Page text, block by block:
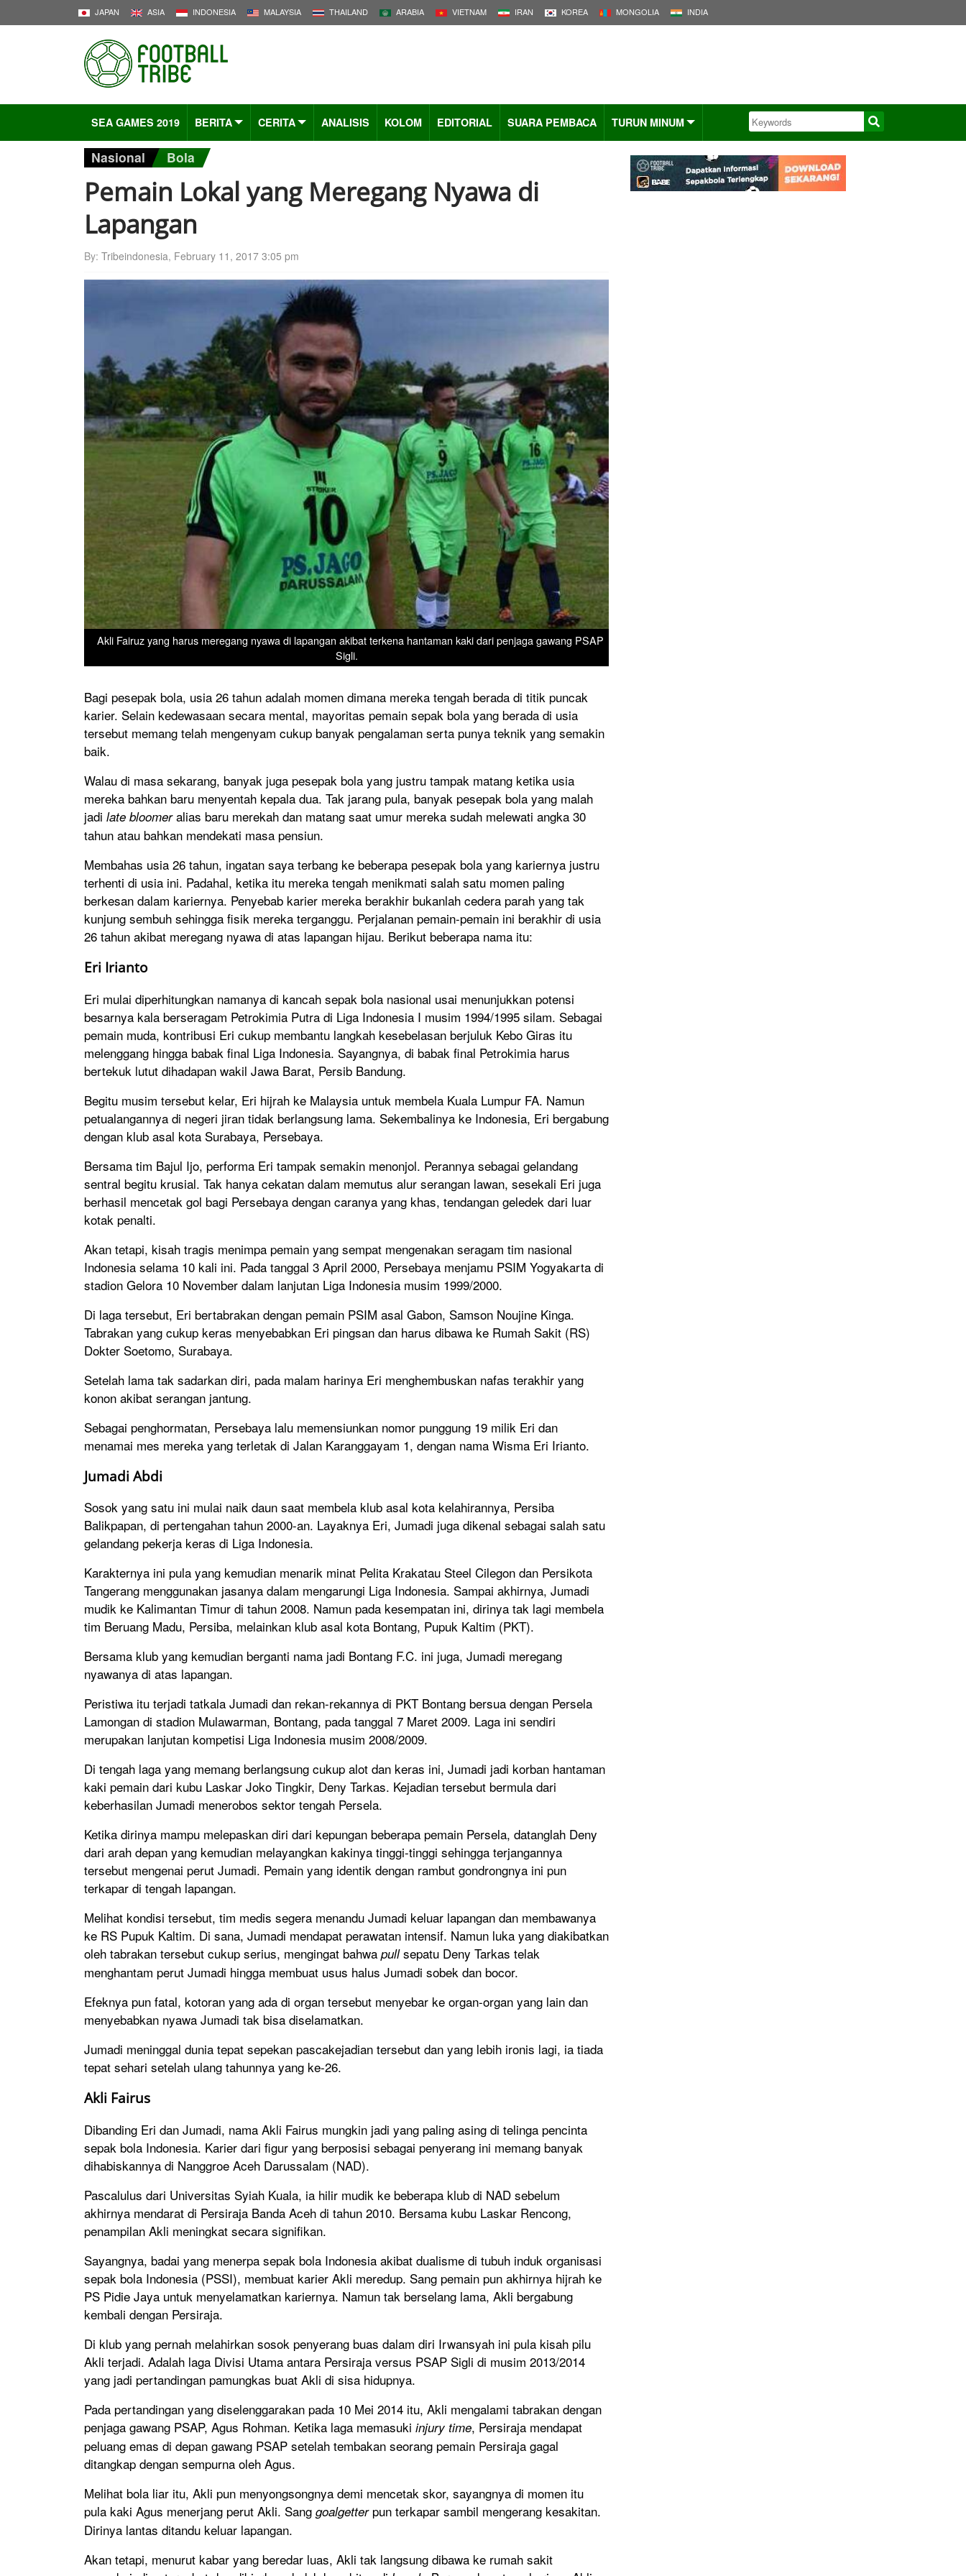
JAPAN ASIA INDONESIA MALAYSIA THAILAND ARABIA VIETNAM IRAN KOREA MONGOLIA INDIA
SEA GAMES 2019 BERITA CERITA ANALISIS KOLOM EDITORIAL SUARA PEMBACA TURUN MINUM
Nasional Bola
Pemain Lokal yang Meregang Nyawa di
Lapangan
By: Tribeindonesia, February 11, 2017 3:05 pm
Akli Fairuz yang harus meregang nyawa di lapangan akibat terkena hantaman kaki dari penjaga gawang PSAP
Sigli.
Bagi pesepak bola, usia 26 tahun adalah momen dimana mereka tengah berada di titik puncak
karier. Selain kedewasaan secara mental, mayoritas pemain sepak bola yang berada di usia
tersebut memang telah mengenyam cukup banyak pengalaman serta punya teknik yang semakin
baik.
Walau di masa sekarang, banyak juga pesepak bola yang justru tampak matang ketika usia
mereka bahkan baru menyentah kepala dua. Tak jarang pula, banyak pesepak bola yang malah
jadi late bloomeralias baru merekah dan matang saat umur mereka sudah melewati angka 30
tahun atau bahkan mendekati masa pensiun.
Membahas usia 26 tahun, ingatan saya terbang ke beberapa pesepak bola yang kariernya justru
terhenti di usia ini. Padahal, ketika itu mereka tengah menikmati salah satu momen paling
berkesan dalam kariernya. Penyebab karier mereka berakhir bukanlah cedera parah yang tak
kunjung sembuh sehingga fisik mereka terganggu. Perjalanan pemain-pemain ini berakhir di usia
26 tahun akibat meregang nyawa di atas lapangan hijau. Berikut beberapa nama itu:
Eri Irianto
Eri mulai diperhitungkan namanya di kancah sepak bola nasional usai menunjukkan potensi
besarnya kala berseragam Petrokimia Putra di Liga Indonesia I musim 1994/1995 silam. Sebagai
pemain muda, kontribusi Eri cukup membantu langkah kesebelasan berjuluk Kebo Giras itu
melenggang hingga babak final Liga Indonesia. Sayangnya, di babak final Petrokimia harus
bertekuk lutut dihadapan wakil Jawa Barat, Persib Bandung.
Begitu musim tersebut kelar, Eri hijrah ke Malaysia untuk membela Kuala Lumpur FA. Namun
petualangannya di negeri jiran tidak berlangsung lama. Sekembalinya ke Indonesia, Eri bergabung
dengan klub asal kota Surabaya, Persebaya.
Bersama tim Bajul Ijo, performa Eri tampak semakin menonjol. Perannya sebagai gelandang
sentral begitu krusial. Tak hanya cekatan dalam memutus alur serangan lawan, sesekali Eri juga
berhasil mencetak gol bagi Persebaya dengan caranya yang khas, tendangan geledek dari luar
kotak penalti.
Akan tetapi, kisah tragis menimpa pemain yang sempat mengenakan seragam tim nasional
Indonesia selama 10 kali ini. Pada tanggal 3 April 2000, Persebaya menjamu PSIM Yogyakarta di
stadion Gelora 10 November dalam lanjutan Liga Indonesia musim 1999/2000.
Di laga tersebut, Eri bertabrakan dengan pemain PSIM asal Gabon, Samson Noujine Kinga.
Tabrakan yang cukup keras menyebabkan Eri pingsan dan harus dibawa ke Rumah Sakit (RS)
Dokter Soetomo, Surabaya.
Setelah lama tak sadarkan diri, pada malam harinya Eri menghembuskan nafas terakhir yang
konon akibat serangan jantung.
Sebagai penghormatan, Persebaya lalu memensiunkan nomor punggung 19 milik Eri dan
menamai mes mereka yang terletak di Jalan Karanggayam 1, dengan nama Wisma Eri Irianto.
Jumadi Abdi
Sosok yang satu ini mulai naik daun saat membela klub asal kota kelahirannya, Persiba
Balikpapan, di pertengahan tahun 2000-an. Layaknya Eri, Jumadi juga dikenal sebagai salah satu
gelandang pekerja keras di Liga Indonesia.
Karakternya ini pula yang kemudian menarik minat Pelita Krakatau Steel Cilegon dan Persikota
Tangerang menggunakan jasanya dalam mengarungi Liga Indonesia. Sampai akhirnya, Jumadi
mudik ke Kalimantan Timur di tahun 2008. Namun pada kesempatan ini, dirinya tak lagi membela
tim Beruang Madu, Persiba, melainkan klub asal kota Bontang, Pupuk Kaltim (PKT).
Bersama klub yang kemudian berganti nama jadi Bontang F.C. ini juga, Jumadi meregang
nyawanya di atas lapangan.
Peristiwa itu terjadi tatkala Jumadi dan rekan-rekannya di PKT Bontang bersua dengan Persela
Lamongan di stadion Mulawarman, Bontang, pada tanggal 7 Maret 2009. Laga ini sendiri
merupakan lanjutan kompetisi Liga Indonesia musim 2008/2009.
Di tengah laga yang memang berlangsung cukup alot dan keras ini, Jumadi jadi korban hantaman
kaki pemain dari kubu Laskar Joko Tingkir, Deny Tarkas. Kejadian tersebut bermula dari
keberhasilan Jumadi menerobos sektor tengah Persela.
Ketika dirinya mampu melepaskan diri dari kepungan beberapa pemain Persela, datanglah Deny
dari arah depan yang kemudian melayangkan kakinya tinggi-tinggi sehingga terjangannya
tersebut mengenai perut Jumadi. Pemain yang identik dengan rambut gondrongnya ini pun
terkapar di tengah lapangan.
Melihat kondisi tersebut, tim medis segera menandu Jumadi keluar lapangan dan membawanya
ke RS Pupuk Kaltim. Di sana, Jumadi mendapat perawatan intensif. Namun luka yang diakibatkan
oleh tabrakan tersebut cukup serius, mengingat bahwa pullsepatu Deny Tarkas telak
menghantam perut Jumadi hingga membuat usus halus Jumadi sobek dan bocor.
Efeknya pun fatal, kotoran yang ada di organ tersebut menyebar ke organ-organ yang lain dan
menyebabkan nyawa Jumadi tak bisa diselamatkan.
Jumadi meninggal dunia tepat sepekan pascakejadian tersebut dan yang lebih ironis lagi, ia tiada
tepat sehari setelah ulang tahunnya yang ke-26.
Akli Fairus
Dibanding Eri dan Jumadi, nama Akli Fairus mungkin jadi yang paling asing di telinga pencinta
sepak bola Indonesia. Karier dari figur yang berposisi sebagai penyerang ini memang banyak
dihabiskannya di Nanggroe Aceh Darussalam (NAD).
Pascalulus dari Universitas Syiah Kuala, ia hilir mudik ke beberapa klub di NAD sebelum
akhirnya mendarat di Persiraja Banda Aceh di tahun 2010. Bersama kubu Laskar Rencong,
penampilan Akli meningkat secara signifikan.
Sayangnya, badai yang menerpa sepak bola Indonesia akibat dualisme di tubuh induk organisasi
sepak bola Indonesia (PSSI), membuat karier Akli meredup. Sang pemain pun akhirnya hijrah ke
PS Pidie Jaya untuk menyelamatkan kariernya. Namun tak berselang lama, Akli bergabung
kembali dengan Persiraja.
Di klub yang pernah melahirkan sosok penyerang buas dalam diri Irwansyah ini pula kisah pilu
Akli terjadi. Adalah laga Divisi Utama antara Persiraja versus PSAP Sigli di musim 2013/2014
yang jadi pertandingan pamungkas buat Akli di sisa hidupnya.
Pada pertandingan yang diselenggarakan pada 10 Mei 2014 itu, Akli mengalami tabrakan dengan
penjaga gawang PSAP, Agus Rohman. Ketika laga memasuki injury time, Persiraja mendapat
peluang emas di depan gawang PSAP setelah tembakan seorang pemain Persiraja gagal
ditangkap dengan sempurna oleh Agus.
Melihat bola liar itu, Akli pun menyongsongnya demi mencetak skor, sayangnya di momen itu
pula kaki Agus menerjang perut Akli. Sang goalgetterpun terkapar sambil mengerang kesakitan.
Dirinya lantas ditandu keluar lapangan.
Akan tetapi, menurut kabar yang beredar luas, Akli tak langsung dibawa ke rumah sakit